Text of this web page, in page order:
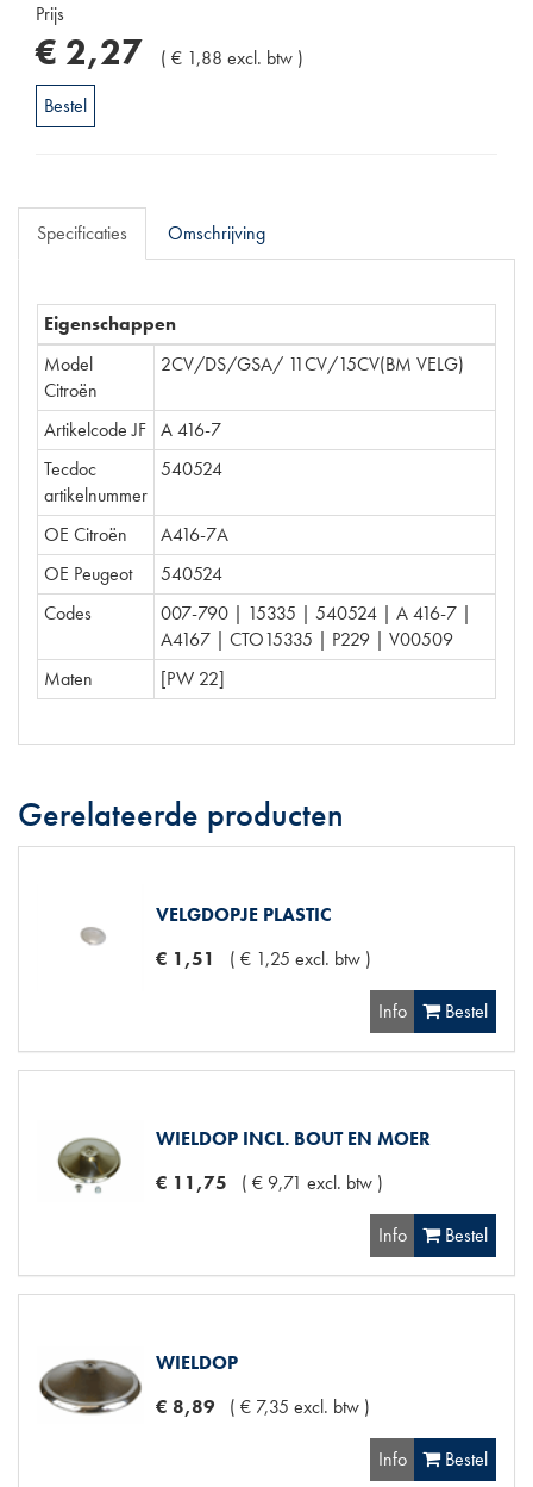
Prijs
€ 2,27 ( € 1,88 excl. btw )
Bestel
Specificaties Omschrijving
Eigenschappen
Model
Citroën
2CV/DS/GSA/ 11CV/15CV(BM VELG)
Artikelcode JF A 416-7
Tecdoc
artikelnummer
540524
OE Citroën
A416-7A
OE Peugeot
540524
Codes
007-790 | 15335 | 540524 | A 416-7 |
A4167 | CTO15335 | P229 | V00509
Maten
[PW 22]
Gerelateerde producten
VELGDOPJE PLASTIC
€ 1,51 ( € 1,25 excl. btw )
Info Bestel
WIELDOP INCL. BOUT EN MOER
€ 11,75 ( € 9,71 excl. btw )
Info Bestel
WIELDOP
€ 8,89 ( € 7,35 excl. btw )
Info Bestel